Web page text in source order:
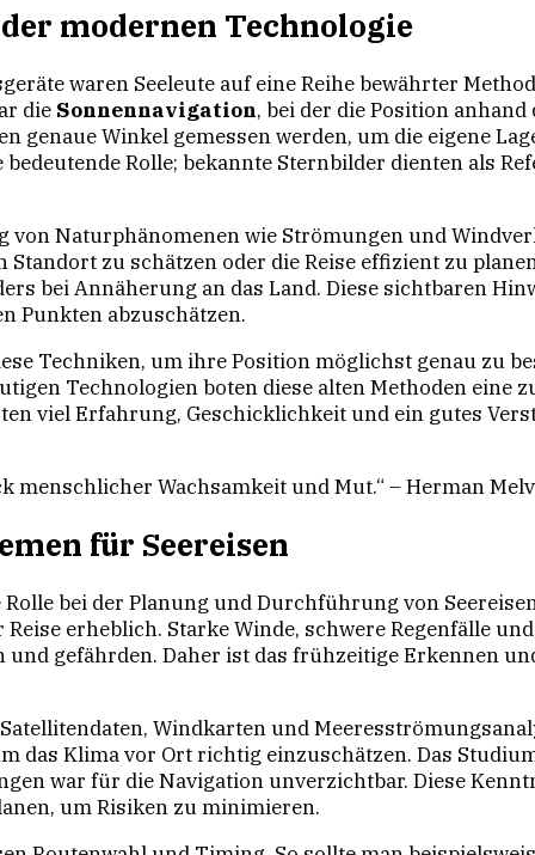
modernen Technologie
waren Seeleute auf eine Reihe bewährter
die Sonnennavigation, bei der die Position
genaue Winkel gemessen werden, um die eigene
Rolle; bekannte Sternbilder dienten als
Naturphänomenen wie Strömungen und
Standort zu schätzen oder die Reise effizient zu
bei Annäherung an das Land. Diese sichtbaren
Punkten abzuschätzen.
Techniken, um ihre Position möglichst genau zu
Technologien boten diese alten Methoden eine
viel Erfahrung, Geschicklichkeit und ein gutes
menschlicher Wachsamkeit und Mut.“ – Herman
für Seereisen
bei der Planung und Durchführung von
erheblich. Starke Winde, schwere Regenfälle
gefährden. Daher ist das frühzeitige Erkennen
Windkarten und
das Klima vor Ort richtig einzuschätzen. Das
war für die Navigation unverzichtbar. Diese
um Risiken zu minimieren.